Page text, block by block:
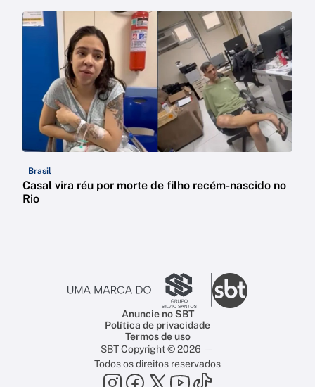
Brasil
Casal vira réu por morte de filho recém-nascido no
Rio
Anuncie no SBT
Política de privacidade
Termos de uso
SBT Copyright © 2026 —
Todos os direitos reservados